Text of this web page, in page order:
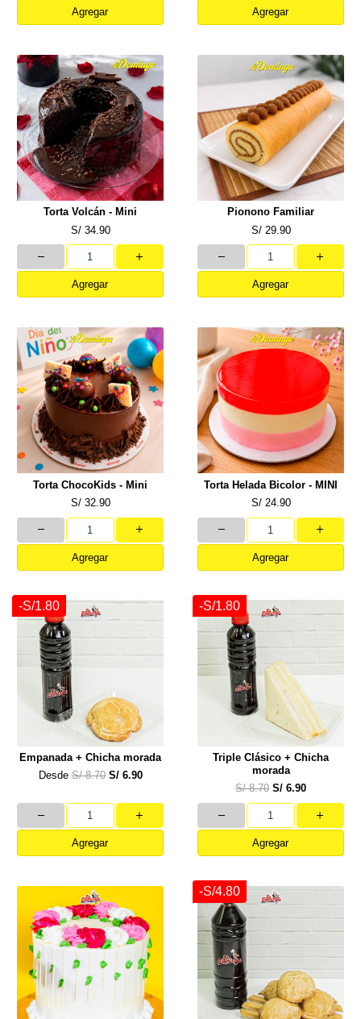
Agregar Agregar
Torta Volcán - Mini
S/ 34.90
Agregar
Pionono Familiar
S/ 29.90
Agregar
Torta ChocoKids - Mini
S/ 32.90
Agregar
Torta Helada Bicolor - MINI
S/ 24.90
Agregar
-S/1.80
Empanada + Chicha morada
DesdeS/ 8.70 S/ 6.90
Agregar
-S/1.80
Triple Clásico + Chicha
morada
S/ 8.70 S/ 6.90
Agregar
-S/4.80